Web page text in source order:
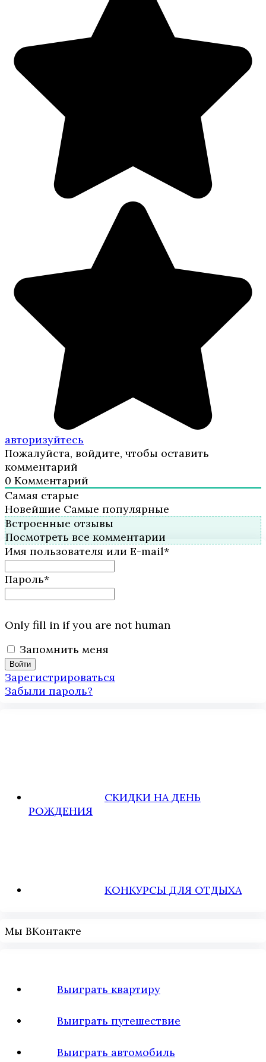
авторизуйтесь
Пожалуйста, войдите, чтобы оставить
комментарий
0 Комментарий
Самая старые
Новейшие Самые популярные
Встроенные отзывы
Посмотреть все комментарии
Имя пользователя или E-mail*
Пароль*
Only fill in if you are not human
Запомнить меня
Зарегистрироваться
Забыли пароль?
СКИДКИ НА ДЕНЬ
РОЖДЕНИЯ
КОНКУРСЫ ДЛЯ ОТДЫХА
Мы ВКонтакте
Выиграть квартиру
Выиграть путешествие
Выиграть автомобиль